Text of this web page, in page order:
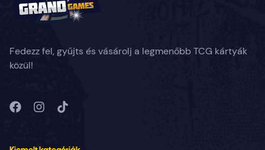
Fedezz fel, gyűjts és vásárolj a legmenőbb TCG kártyák
közül!